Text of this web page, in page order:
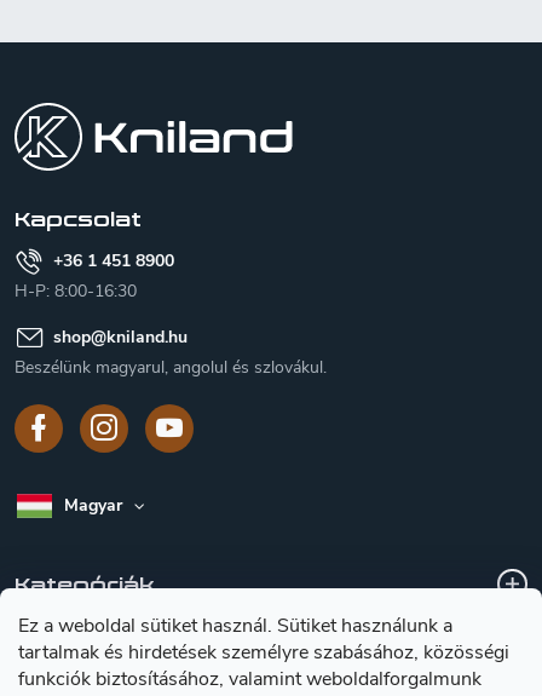
Ez a weboldal sütiket használ. Sütiket használunk a
tartalmak és hirdetések személyre szabásához, közösségi
funkciók biztosításához, valamint weboldalforgalmunk
Kapcsolat
+36 1 451 8900
H-P: 8:00-16:30
shop@kniland.hu
Beszélünk magyarul, angolul és szlovákul.
Magyar
Kategóriák
A vásárlásról